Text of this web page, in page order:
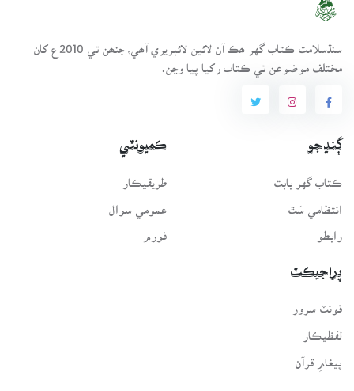
سنڌسلامت ڪتاب گهر ھڪ آن لائين لائبريري آھي، جنھن تي 2010ع کان
مختلف موضوعن تي ڪتاب رکيا پيا وڃن.
ڳنڍجو
ڪتاب گهر بابت
انتظامي سَٿ
رابطو
ڪميونٽي
طريقيڪار
عمومي سوال
فورم
پراجيڪٽ
فونٽ سرور
لفظيڪار
پيغامِ قرآن